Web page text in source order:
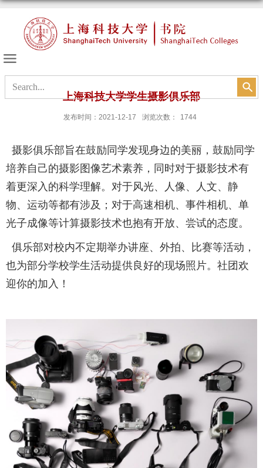
上海科技大学学生摄影俱乐部
发布时间：2021-12-17 浏览次数： 1744
摄影俱乐部旨在鼓励同学发现身边的美丽，鼓励同学
培养自己的摄影图像艺术素养，同时对于摄影技术有
着更深入的科学理解。对于风光、人像、人文、静
物、运动等都有涉及；对于高速相机、事件相机、单
光子成像等计算摄影技术也抱有开放、尝试的态度。
俱乐部对校内不定期举办讲座、外拍、比赛等活动，
也为部分学校学生活动提供良好的现场照片。社团欢
迎你的加入！